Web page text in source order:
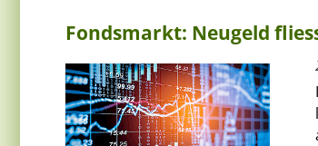
Fondsmarkt: Neugeld